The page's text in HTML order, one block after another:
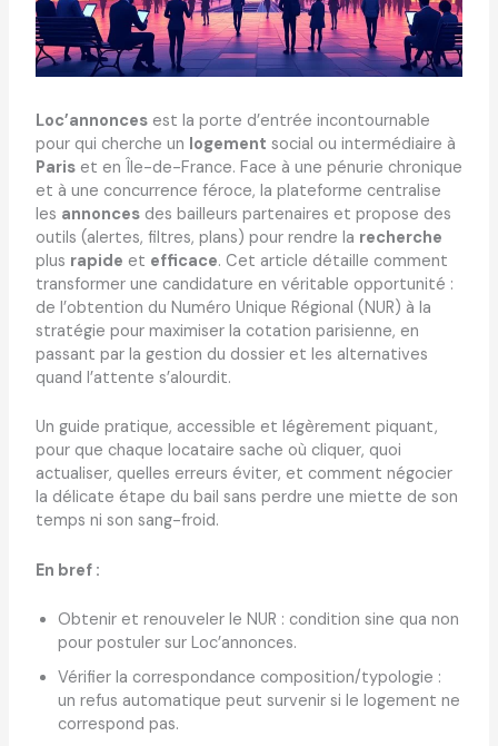
Loc’annoncesest la porte d’entrée incontournable
pour qui cherche un logement social ou intermédiaire à
Pariset en Île-de-France. Face à une pénurie chronique
et à une concurrence féroce, la plateforme centralise
les annoncesdes bailleurs partenaires et propose des
outils (alertes, filtres, plans) pour rendre la recherche
plus rapide et efficace. Cet article détaille comment
transformer une candidature en véritable opportunité :
de l’obtention du Numéro Unique Régional (NUR) à la
stratégie pour maximiser la cotation parisienne, en
passant par la gestion du dossier et les alternatives
quand l’attente s’alourdit.
Un guide pratique, accessible et légèrement piquant,
pour que chaque locataire sache où cliquer, quoi
actualiser, quelles erreurs éviter, et comment négocier
la délicate étape du bail sans perdre une miette de son
temps ni son sang-froid.
En bref :
Obtenir et renouveler le NUR : condition sine qua non
pour postuler sur Loc’annonces.
Vérifier la correspondance composition/typologie :
un refus automatique peut survenir si le logement ne
correspond pas.